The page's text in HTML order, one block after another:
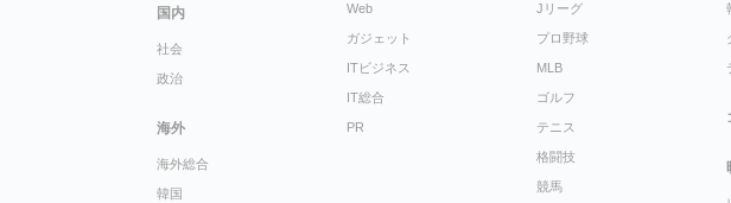
国内
社会
政治
海外
海外総合
韓国
Web
ガジェット
ITビジネス
IT総合
PR
Jリーグ
プロ野球
MLB
ゴルフ
テニス
格闘技
競馬